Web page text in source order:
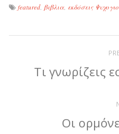
featured, βιβλια, εκδόσεις
Τι γνωρίζεις
Οι